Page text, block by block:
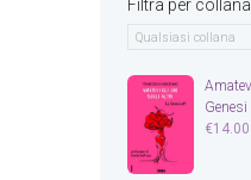
Filtra per collana
€14.00